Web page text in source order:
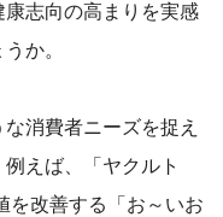
志向の高まりを実感
か。
消費者ニーズを捉え
えば、「ヤクルト
を改善する「お～いお